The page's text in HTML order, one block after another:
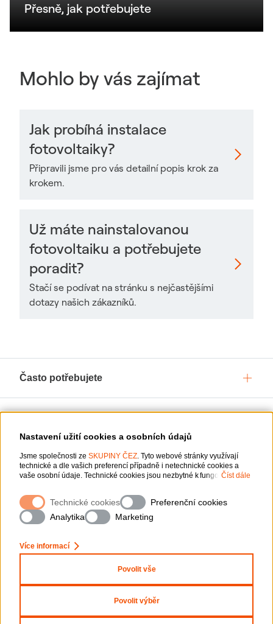
Nastavení užití cookies a osobních údajů
Jsme společnosti ze SKUPINY ČEZ. Tyto webové stránky využívají
technické a dle vašich preferencí případně i netechnické cookies a
vaše osobní údaje. Technické cookies jsou nezbytné k fungování
webové stránky vašim preferencím, k personalizaci reklam a analytice.
Pro sběr a zpracování netechnických cookies a vašich osobních údajů
nám můžete udělit souhlas. Bližší informace o vašich právech,
zpracování osobních údajů, včetně možnosti odvolání udělených
Číst dále
Technické cookies
Preferenční cookies
Analytika
Marketing
Více informací
Povolit vše
Povolit výběr
Přesně, jak potřebujete
Mohlo by vás zajímat
Jak probíhá instalace
fotovoltaiky?
Připravili jsme pro vás detailní popis krok za
krokem.
Už máte nainstalovanou
fotovoltaiku a potřebujete
poradit?
Stačí se podívat na stránku s nejčastějšími
dotazy našich zákazníků.
Často potřebujete
O ČEZ, a. s.
Podpora
Mapa stránek
Nastavení cookies